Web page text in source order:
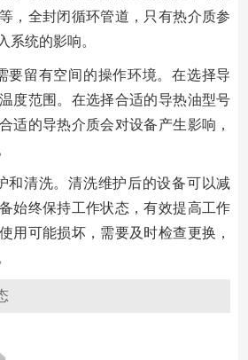
，全封闭循环管道，只有热介质参
系统的影响。
要留有空间的操作环境。在选择导
度范围。在选择合适的导热油型号
适的导热介质会对设备产生影响，
和清洗。清洗维护后的设备可以减
始终保持工作状态，有效提高工作
用可能损坏，需要及时检查更换，